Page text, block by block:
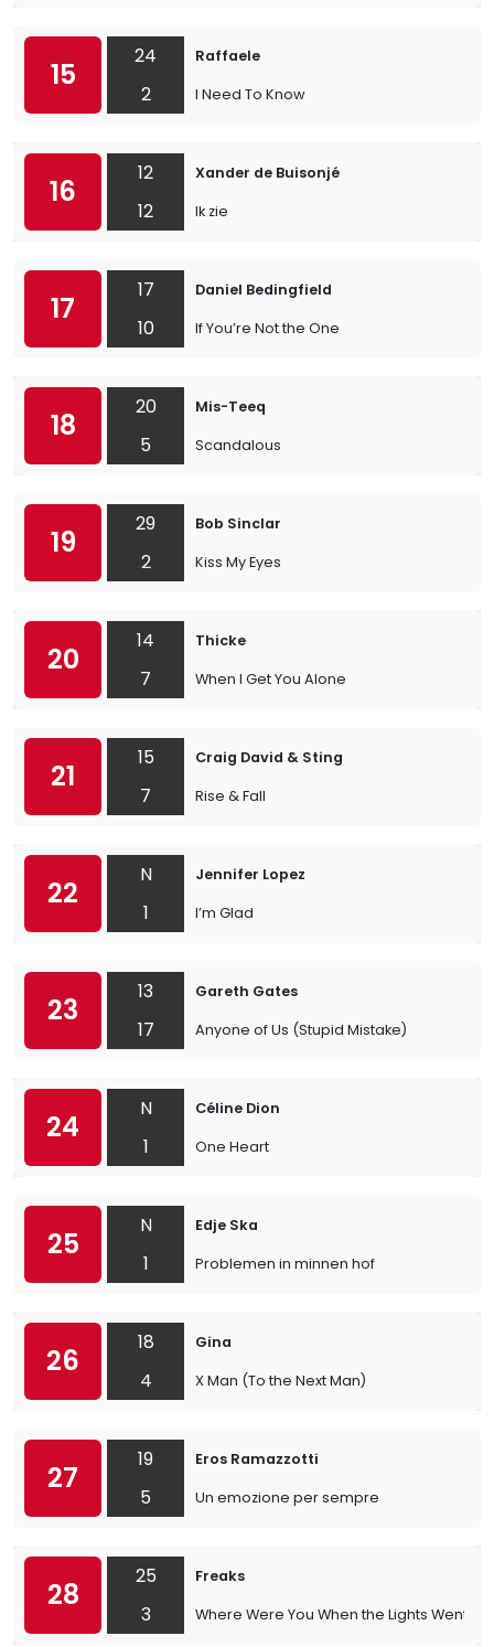
15
24
2
Raffaele
I Need To Know
16
12
12
Xander de Buisonjé
Ik zie
17
17
10
Daniel Bedingfield
If You’re Not the One
18
20
5
Mis-Teeq
Scandalous
19
29
2
Bob Sinclar
Kiss My Eyes
20
14
7
Thicke
When I Get You Alone
21
15
7
Craig David & Sting
Rise & Fall
22
N
1
Jennifer Lopez
I’m Glad
23
13
17
Gareth Gates
Anyone of Us (Stupid Mistake)
24
N
1
Céline Dion
One Heart
25
N
1
Edje Ska
Problemen in minnen hof
26
18
4
Gina
X Man (To the Next Man)
27
19
5
Eros Ramazzotti
Un emozione per sempre
28
25
3
Freaks
Where Were You When the Lights Went